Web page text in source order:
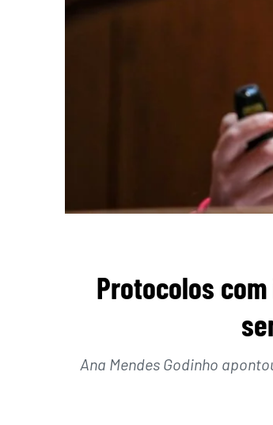
Protocolos
Ana Mendes Godinho